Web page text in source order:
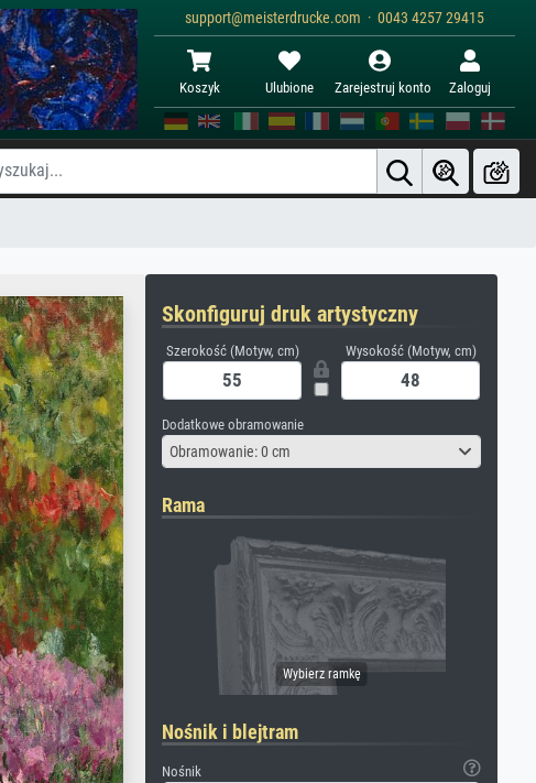
support@meisterdrucke.com · 0043 4257 29415
Koszyk Ulubione Zarejestruj konto Zaloguj
Skonfiguruj druk artystyczny
Szerokość (Motyw, cm) Wysokość (Motyw, cm)
Dodatkowe obramowanie
Obramowanie: 0 cm
Rama
Nośnik i blejtram
Nośnik